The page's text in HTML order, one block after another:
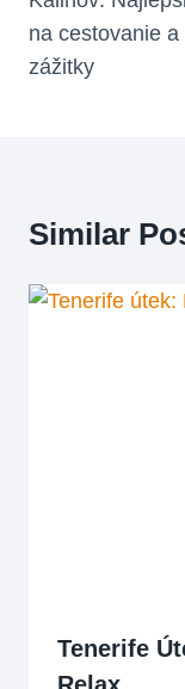
Článku
na cestovanie a
zážitky
Similar
Tenerife